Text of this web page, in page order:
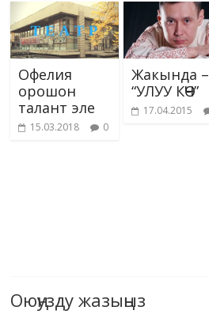
Офелия
орошон
талант эле
15.03.2018 0
Жакында –
“УЛУУ КӨЧ”
17.04.2015
Оюңузду жазыңыз